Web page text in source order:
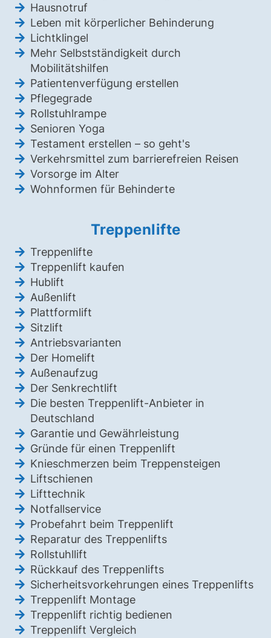
Hausnotruf
Leben mit körperlicher Behinderung
Lichtklingel
Mehr Selbstständigkeit durch
Mobilitätshilfen
Patientenverfügung erstellen
Pflegegrade
Rollstuhlrampe
Senioren Yoga
Testament erstellen – so geht's
Verkehrsmittel zum barrierefreien Reisen
Vorsorge im Alter
Wohnformen für Behinderte
Treppenlifte
Treppenlifte
Treppenlift kaufen
Hublift
Außenlift
Plattformlift
Sitzlift
Antriebsvarianten
Der Homelift
Außenaufzug
Der Senkrechtlift
Die besten Treppenlift-Anbieter in
Deutschland
Garantie und Gewährleistung
Gründe für einen Treppenlift
Knieschmerzen beim Treppensteigen
Liftschienen
Lifttechnik
Notfallservice
Probefahrt beim Treppenlift
Reparatur des Treppenlifts
Rollstuhllift
Rückkauf des Treppenlifts
Sicherheitsvorkehrungen eines Treppenlifts
Treppenlift Montage
Treppenlift richtig bedienen
Treppenlift Vergleich